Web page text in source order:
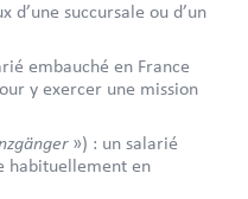
d’une succursale ou d’un
embauché en France
y exercer une mission
») : un salarié
habituellement en